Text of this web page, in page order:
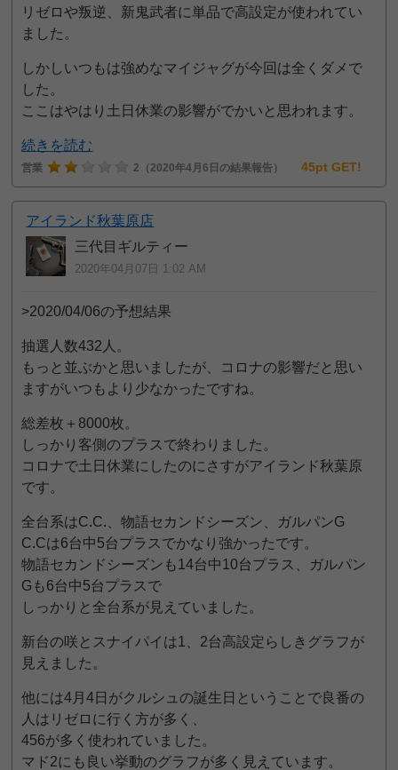
リゼロや叛逆、新鬼武者に単品で高設定が使われてい
ました。
しかしいつもは強めなマイジャグが今回は全くダメで
した。
ここはやはり土日休業の影響がでかいと思われます。
続きを読む
営業 2 （2020年4月6日の結果報告） 45pt GET!
アイランド秋葉原店
三代目ギルティー
2020年04月07日 1:02 AM
>2020/04/06の予想結果
抽選人数432人。
もっと並ぶかと思いましたが、コロナの影響だと思い
ますがいつもより少なかったですね。
総差枚＋8000枚。
しっかり客側のプラスで終わりました。
コロナで土日休業にしたのにさすがアイランド秋葉原
です。
全台系はC.C.、物語セカンドシーズン、ガルパンG
C.Cは6台中5台プラスでかなり強かったです。
物語セカンドシーズンも14台中10台プラス、ガルパン
Gも6台中5台プラスで
しっかりと全台系が見えていました。
新台の咲とスナイパイは1、2台高設定らしきグラフが
見えました。
他には4月4日がクルシュの誕生日ということで良番の
人はリゼロに行く方が多く、
456が多く使われていました。
マド2にも良い挙動のグラフが多く見えています。